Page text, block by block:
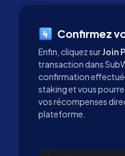
Confirmez
Enfin, cliquez surJoin
transaction dans
confirmation
staking et vous
vos récompenses
plateforme.